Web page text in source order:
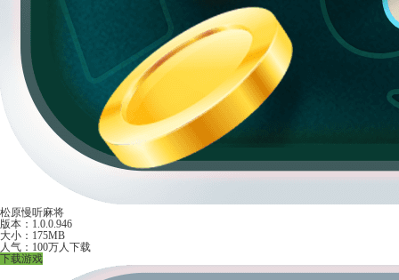
松原慢听麻将
版本：1.0.0.946
大小：175MB
人气：100万人下载
下载游戏